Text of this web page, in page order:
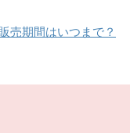
売期間はいつまで？